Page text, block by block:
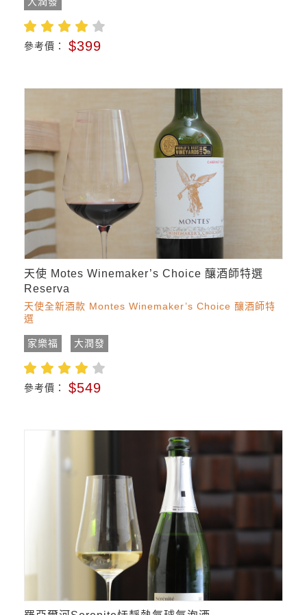
參考價： $399
天使 Motes Winemaker’s Choice 釀酒師特選
Reserva
天使全新酒款 Montes Winemaker’s Choice 釀酒師特
選
家樂福 大潤發
參考價： $549